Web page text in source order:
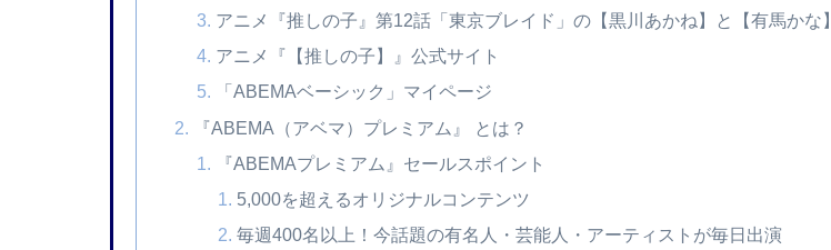
アニメ『推しの子』第12話「東京ブレイド」の【黒川あかね】と【有馬かな】
アニメ『【推しの子】』公式サイト
「ABEMAベーシック」マイページ
『ABEMA（アベマ）プレミアム』 とは？
『ABEMAプレミアム』セールスポイント
5,000を超えるオリジナルコンテンツ
毎週400名以上！今話題の有名人・芸能人・アーティストが毎日出演